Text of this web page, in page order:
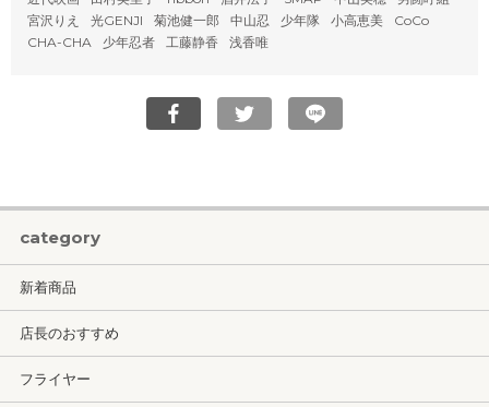
宮沢りえ
光GENJI 菊池健一郎 中山忍 少年隊 小高恵美
CoCo
CHA-CHA
少年忍者 工藤静香 浅香唯
category
新着商品
店長のおすすめ
フライヤー